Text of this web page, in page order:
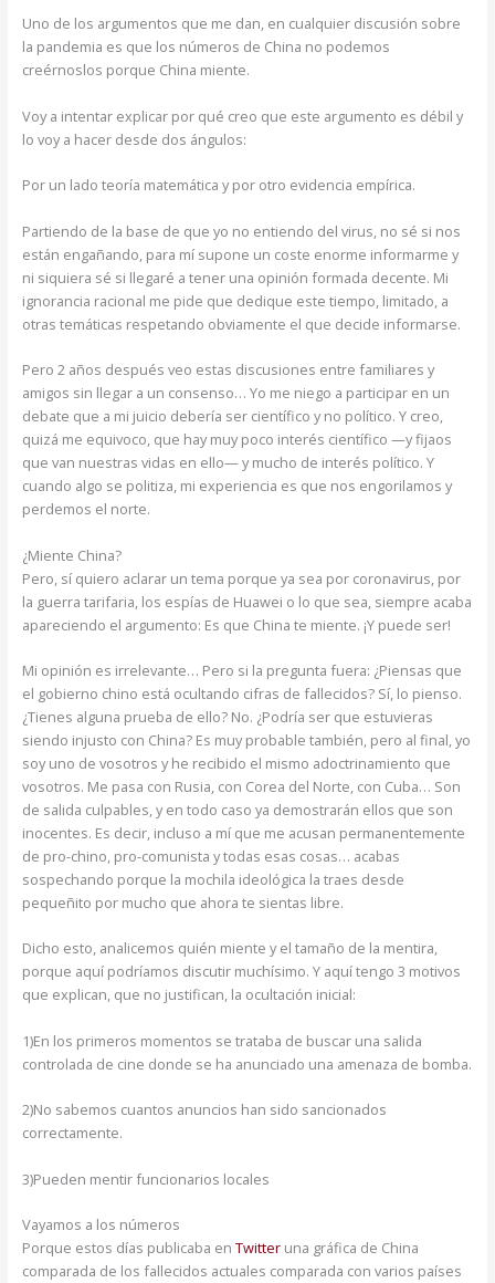
Uno de los argumentos que me dan, en cualquier discusión sobre
la pandemia es que los números de China no podemos
creérnoslos porque China miente.
Voy a intentar explicar por qué creo que este argumento es débil y
lo voy a hacer desde dos ángulos:
Por un lado teoría matemática y por otro evidencia empírica.
Partiendo de la base de que yo no entiendo del virus, no sé si nos
están engañando, para mí supone un coste enorme informarme y
ni siquiera sé si llegaré a tener una opinión formada decente. Mi
ignorancia racional me pide que dedique este tiempo, limitado, a
otras temáticas respetando obviamente el que decide informarse.
Pero 2 años después veo estas discusiones entre familiares y
amigos sin llegar a un consenso… Yo me niego a participar en un
debate que a mi juicio debería ser científico y no político. Y creo,
quizá me equivoco, que hay muy poco interés científico —y fijaos
que van nuestras vidas en ello— y mucho de interés político. Y
cuando algo se politiza, mi experiencia es que nos engorilamos y
perdemos el norte.
¿Miente China?
Pero, sí quiero aclarar un tema porque ya sea por coronavirus, por
la guerra tarifaria, los espías de Huawei o lo que sea, siempre acaba
apareciendo el argumento: Es que China te miente. ¡Y puede ser!
Mi opinión es irrelevante… Pero si la pregunta fuera: ¿Piensas que
el gobierno chino está ocultando cifras de fallecidos? Sí, lo pienso.
¿Tienes alguna prueba de ello? No. ¿Podría ser que estuvieras
siendo injusto con China? Es muy probable también, pero al final, yo
soy uno de vosotros y he recibido el mismo adoctrinamiento que
vosotros. Me pasa con Rusia, con Corea del Norte, con Cuba… Son
de salida culpables, y en todo caso ya demostrarán ellos que son
inocentes. Es decir, incluso a mí que me acusan permanentemente
de pro-chino, pro-comunista y todas esas cosas… acabas
sospechando porque la mochila ideológica la traes desde
pequeñito por mucho que ahora te sientas libre.
Dicho esto, analicemos quién miente y el tamaño de la mentira,
porque aquí podríamos discutir muchísimo. Y aquí tengo 3 motivos
que explican, que no justifican, la ocultación inicial:
1)En los primeros momentos se trataba de buscar una salida
controlada de cine donde se ha anunciado una amenaza de bomba.
2)No sabemos cuantos anuncios han sido sancionados
correctamente.
3)Pueden mentir funcionarios locales
Vayamos a los números
Porque estos días publicaba en Twitteruna gráfica de China
comparada de los fallecidos actuales comparada con varios países